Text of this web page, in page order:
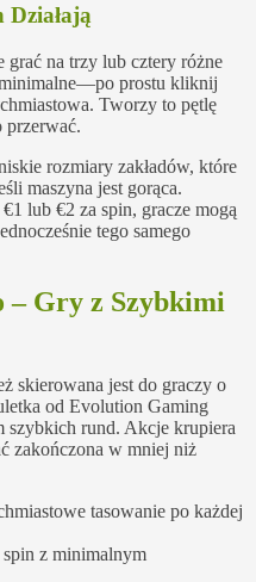
Działają
na trzy lub cztery różne
prostu kliknij
Tworzy to pętlę
przerwać.
rozmiary zakładów, które
maszyna jest gorąca.
lub €2 za spin, gracze mogą
tego samego
– Gry z Szybkimi
skierowana jest do graczy o
od Evolution Gaming
szybkich rund. Akcje krupiera
zakończona w mniej niż
tasowanie po każdej
z minimalnym